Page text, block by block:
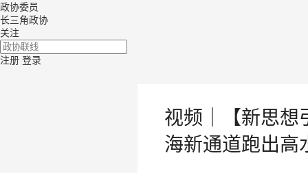
政协委员
长三角政协
关注
注册 登录
视频｜【新思想
海新通道跑出高